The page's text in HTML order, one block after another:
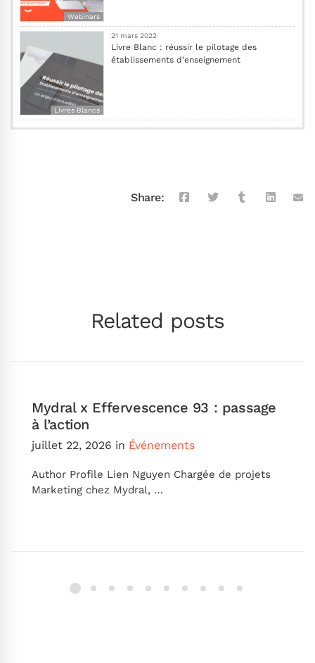
Webinars
Livres Blancs
21 mars 2022
Livre Blanc : réussir le pilotage des
établissements d’enseignement
Share:
Related posts
Mydral x Effervescence 93 : passage
à l’action
juillet 22, 2026 in Événements
Author Profile Lien Nguyen Chargée de projets
Marketing chez Mydral, …